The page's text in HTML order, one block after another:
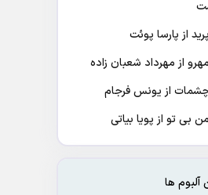
از پارسا پوئت
از مهرداد شعبان زاده
از یونس فرجام
بی تو از پویا بیاتی
آلبوم ها